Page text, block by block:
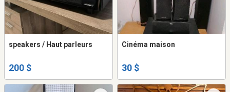
speakers / Haut parleurs
200 $
Cinéma maison
30 $